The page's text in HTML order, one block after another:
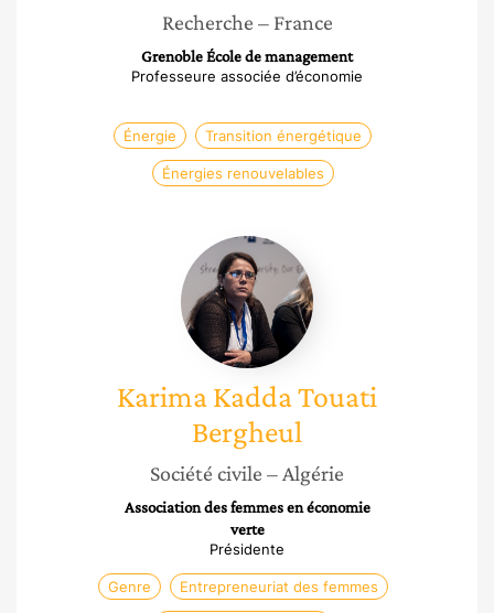
Recherche – France
Grenoble École de management
Professeure associée d’économie
Énergie Transition énergétique
Énergies renouvelables
Karima
Kadda
Touati
Bergheul
KarimaKadda Touati
Bergheul
Société civile – Algérie
Association des femmes en économie
verte
Présidente
Genre Entrepreneuriat des femmes